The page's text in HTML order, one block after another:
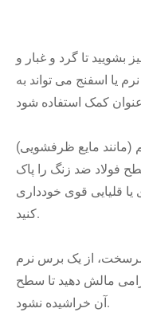
تا گرد و غبار و
یا اسفنج می تواند به
(مانند مایع ظرفشویی)
فولاد ضد زنگ را پاک
یا قلیایی قوی خودداری
کنید.
از یک برس نرم
مالش دهید تا سطح
آن خراشیده نشود.